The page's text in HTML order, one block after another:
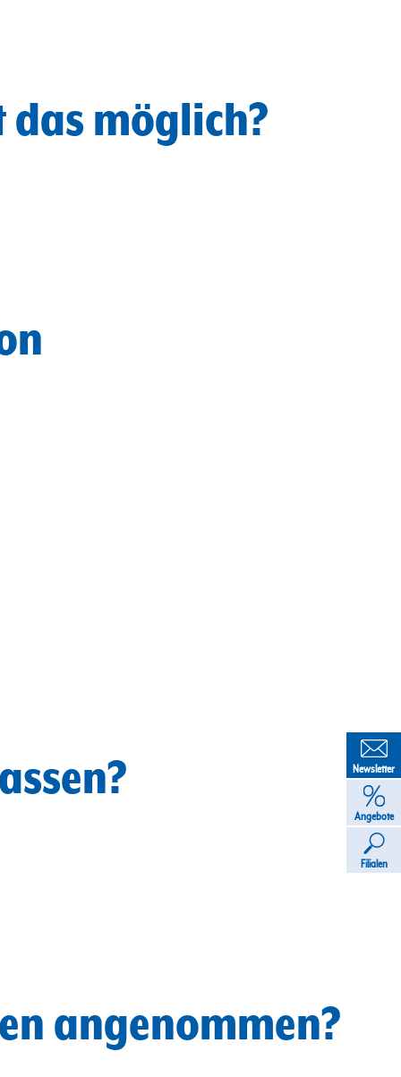
möglich?
angenommen?
Newsletter
Angebote
Filialen